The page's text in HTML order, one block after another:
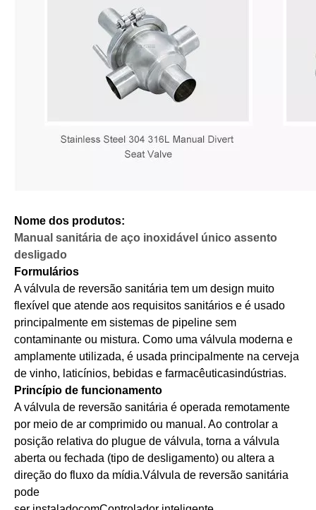
Nome dos produtos:
Manual sanitária de aço inoxidável único assento
desligado
Formulários
A válvula de reversão sanitária tem um design muito
flexível que atende aos requisitos sanitários e é usado
principalmente em sistemas de pipeline sem
contaminante ou mistura. Como uma válvula moderna e
amplamente utilizada, é usada principalmente na cerveja
de vinho, laticínios, bebidas e farmacêuticasindústrias.
Princípio de funcionamento
A válvula de reversão sanitária é operada remotamente
por meio de ar comprimido ou manual. Ao controlar a
posição relativa do plugue de válvula, torna a válvula
aberta ou fechada (tipo de desligamento) ou altera a
direção do fluxo da mídia.Válvula de reversão sanitária
pode